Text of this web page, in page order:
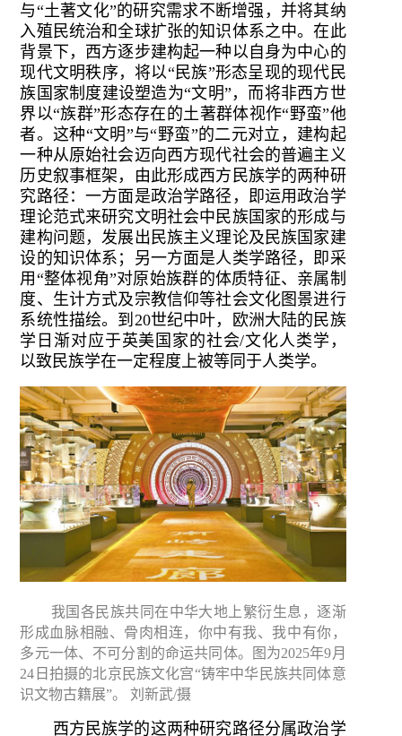
与“土著文化”的研究需求不断增强，并将其纳
入殖民统治和全球扩张的知识体系之中。在此
背景下，西方逐步建构起一种以自身为中心的
现代文明秩序，将以“民族”形态呈现的现代民
族国家制度建设塑造为“文明”，而将非西方世
界以“族群”形态存在的土著群体视作“野蛮”他
者。这种“文明”与“野蛮”的二元对立，建构起
一种从原始社会迈向西方现代社会的普遍主义
历史叙事框架，由此形成西方民族学的两种研
究路径：一方面是政治学路径，即运用政治学
理论范式来研究文明社会中民族国家的形成与
建构问题，发展出民族主义理论及民族国家建
设的知识体系；另一方面是人类学路径，即采
用“整体视角”对原始族群的体质特征、亲属制
度、生计方式及宗教信仰等社会文化图景进行
系统性描绘。到20世纪中叶，欧洲大陆的民族
学日渐对应于英美国家的社会/文化人类学，
以致民族学在一定程度上被等同于人类学。
我国各民族共同在中华大地上繁衍生息，逐渐
形成血脉相融、骨肉相连，你中有我、我中有你，
多元一体、不可分割的命运共同体。图为2025年9月
24日拍摄的北京民族文化宫“铸牢中华民族共同体意
识文物古籍展”。 刘新武/摄
西方民族学的这两种研究路径分属政治学